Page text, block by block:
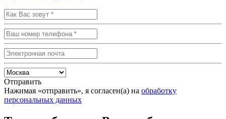
Отправить
Нажимая «отправить», я согласен(а) на обработку
персональных данных